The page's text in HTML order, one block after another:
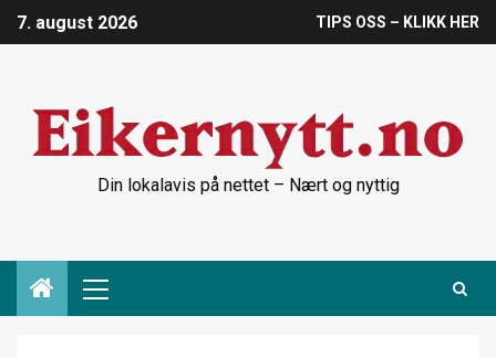
7. august 2026 TIPS OSS – KLIKK HER
Din lokalavis på nettet – Nært og nyttig